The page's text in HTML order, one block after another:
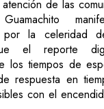
de las
por la celeridad
el reporte
los tiempos de
respuesta en
con el